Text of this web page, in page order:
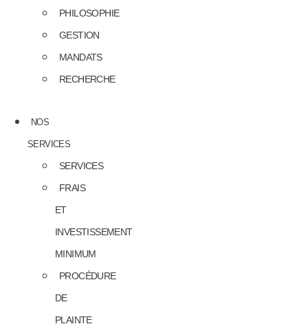
PHILOSOPHIE
GESTION
MANDATS
RECHERCHE
NOS
SERVICES
SERVICES
FRAIS
ET
INVESTISSEMENT
MINIMUM
PROCÉDURE
DE
PLAINTE